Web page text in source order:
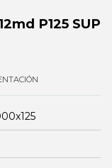
P125 SUP